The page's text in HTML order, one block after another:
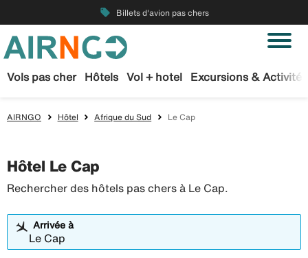
local_offer Billets d'avion pas chers
Vols pas cher Hôtels Vol + hotel Excursions & Activités
AIRNGO Hôtel Afrique du Sud Le Cap
Hôtel Le Cap
Rechercher des hôtels pas chers à Le Cap.
Arrivée à